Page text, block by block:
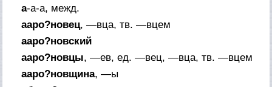
а-а-а, межд.
ааро?новец, —вца,тв. —вцем
ааро?новский
ааро?новцы, —ев,ед. —вец, —вца,тв. —вцем
ааро?новщина, —ы